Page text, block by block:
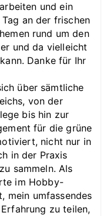
und ein
an der frischen
rund um den
und da vielleicht
Danke für Ihr
über sämtliche
von der
bis hin zur
für die grüne
nicht nur in
in der Praxis
sammeln. Als
im Hobby-
mein umfassendes
zu teilen,